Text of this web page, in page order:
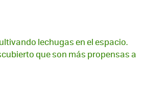
lechugas en el espacio.
que son más propensas a